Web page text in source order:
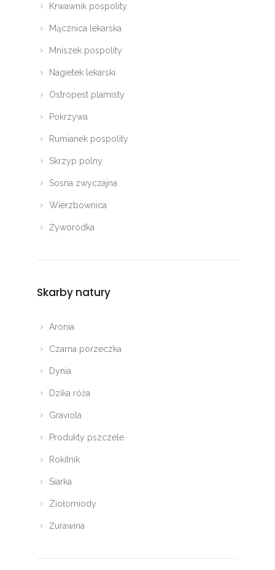
Krwawnik pospolity
Mącznica lekarska
Mniszek pospolity
Nagietek lekarski
Ostropest plamisty
Pokrzywa
Rumianek pospolity
Skrzyp polny
Sosna zwyczajna
Wierzbownica
Żyworódka
Skarby natury
Aronia
Czarna porzeczka
Dynia
Dzika róża
Graviola
Produkty pszczele
Rokitnik
Siarka
Ziołomiody
Żurawina